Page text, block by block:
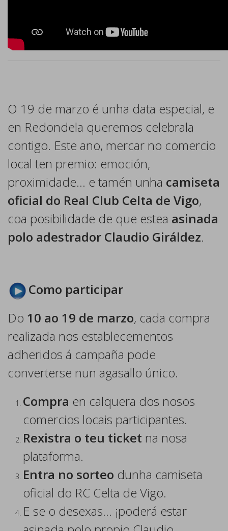
O 19 de marzo é unha data especial, e
en Redondela queremos celebrala
contigo. Este ano, mercar no comercio
local ten premio: emoción,
proximidade… e tamén unha camiseta
oficial do Real Club Celta de Vigo,
coa posibilidade de que estea asinada
polo adestrador Claudio Giráldez.
Como participar
Do 10 ao 19 de marzo, cada compra
realizada nos establecementos
adheridos á campaña pode
converterse nun agasallo único.
Compra en calquera dos nosos
comercios locais participantes.
Rexistra o teu ticket na nosa
plataforma.
Entra no sorteo dunha camiseta
oficial do RC Celta de Vigo.
E se o desexas… ¡poderá estar